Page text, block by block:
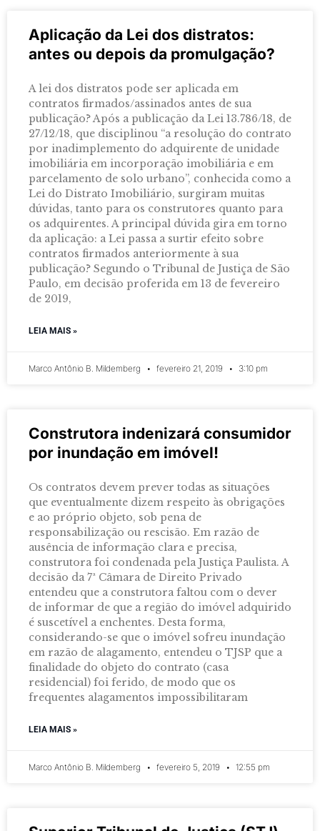
Aplicação da Lei dos distratos:
antes ou depois da promulgação?
A lei dos distratos pode ser aplicada em
contratos firmados/assinados antes de sua
publicação? Após a publicação da Lei 13.786/18, de
27/12/18, que disciplinou “a resolução do contrato
por inadimplemento do adquirente de unidade
imobiliária em incorporação imobiliária e em
parcelamento de solo urbano”, conhecida como a
Lei do Distrato Imobiliário, surgiram muitas
dúvidas, tanto para os construtores quanto para
os adquirentes. A principal dúvida gira em torno
da aplicação: a Lei passa a surtir efeito sobre
contratos firmados anteriormente à sua
publicação? Segundo o Tribunal de Justiça de São
Paulo, em decisão proferida em 13 de fevereiro
de 2019,
LEIA MAIS »
Marco Antônio B. Mildemberg fevereiro 21, 2019 3:10 pm
Construtora indenizará consumidor
por inundação em imóvel!
Os contratos devem prever todas as situações
que eventualmente dizem respeito às obrigações
e ao próprio objeto, sob pena de
responsabilização ou rescisão. Em razão de
ausência de informação clara e precisa,
construtora foi condenada pela Justiça Paulista. A
decisão da 7ª Câmara de Direito Privado
entendeu que a construtora faltou com o dever
de informar de que a região do imóvel adquirido
é suscetível a enchentes. Desta forma,
considerando-se que o imóvel sofreu inundação
em razão de alagamento, entendeu o TJSP que a
finalidade do objeto do contrato (casa
residencial) foi ferido, de modo que os
frequentes alagamentos impossibilitaram
LEIA MAIS »
Marco Antônio B. Mildemberg fevereiro 5, 2019 12:55 pm